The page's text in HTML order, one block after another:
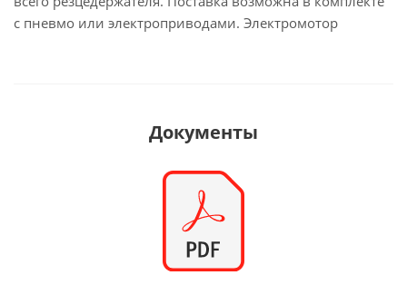
с пневмо или электроприводами. Электромотор
Документы